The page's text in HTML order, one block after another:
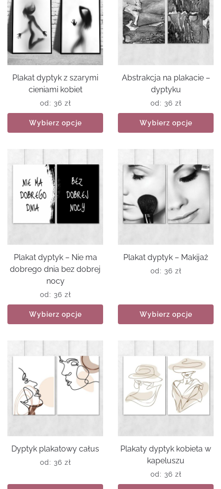
Plakat dyptyk z szarymi
cieniami kobiet
od: 36 zł
Wybierz opcje
Abstrakcja na plakacie –
dyptyku
od: 36 zł
Wybierz opcje
Plakat dyptyk – Nie ma
dobrego dnia bez dobrej
nocy
od: 36 zł
Wybierz opcje
Plakat dyptyk – Makijaż
od: 36 zł
Wybierz opcje
Dyptyk plakatowy całus
od: 36 zł
Plakaty dyptyk kobieta w
kapeluszu
od: 36 zł